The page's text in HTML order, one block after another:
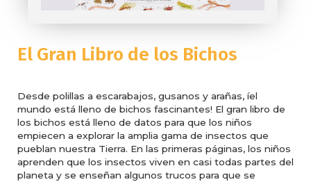
El Gran Libro de los Bichos
Desde polillas a escarabajos, gusanos y arañas, íel
mundo está lleno de bichos fascinantes! El gran libro de
los bichos está lleno de datos para que los niños
empiecen a explorar la amplia gama de insectos que
pueblan nuestra Tierra. En las primeras páginas, los niños
aprenden que los insectos viven en casi todas partes del
planeta y se enseñan algunos trucos para que se